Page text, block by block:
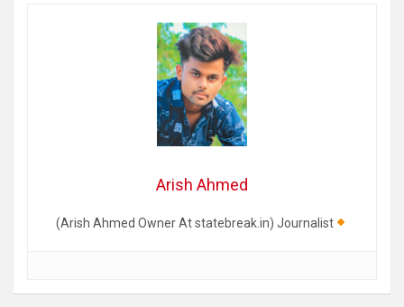
Arish Ahmed
(Arish Ahmed Owner At statebreak.in) Journalist